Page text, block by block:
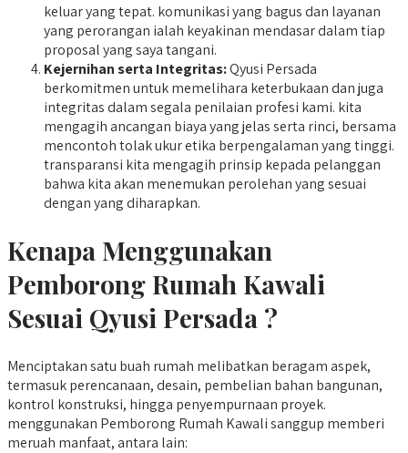
keluar yang tepat. komunikasi yang bagus dan layanan
yang perorangan ialah keyakinan mendasar dalam tiap
proposal yang saya tangani.
Kejernihan serta Integritas:Qyusi Persada
berkomitmen untuk memelihara keterbukaan dan juga
integritas dalam segala penilaian profesi kami. kita
mengagih ancangan biaya yang jelas serta rinci, bersama
mencontoh tolak ukur etika berpengalaman yang tinggi.
transparansi kita mengagih prinsip kepada pelanggan
bahwa kita akan menemukan perolehan yang sesuai
dengan yang diharapkan.
Kenapa Menggunakan
Pemborong Rumah Kawali
Sesuai Qyusi Persada ?
Menciptakan satu buah rumah melibatkan beragam aspek,
termasuk perencanaan, desain, pembelian bahan bangunan,
kontrol konstruksi, hingga penyempurnaan proyek.
menggunakan Pemborong Rumah Kawali sanggup memberi
meruah manfaat, antara lain: